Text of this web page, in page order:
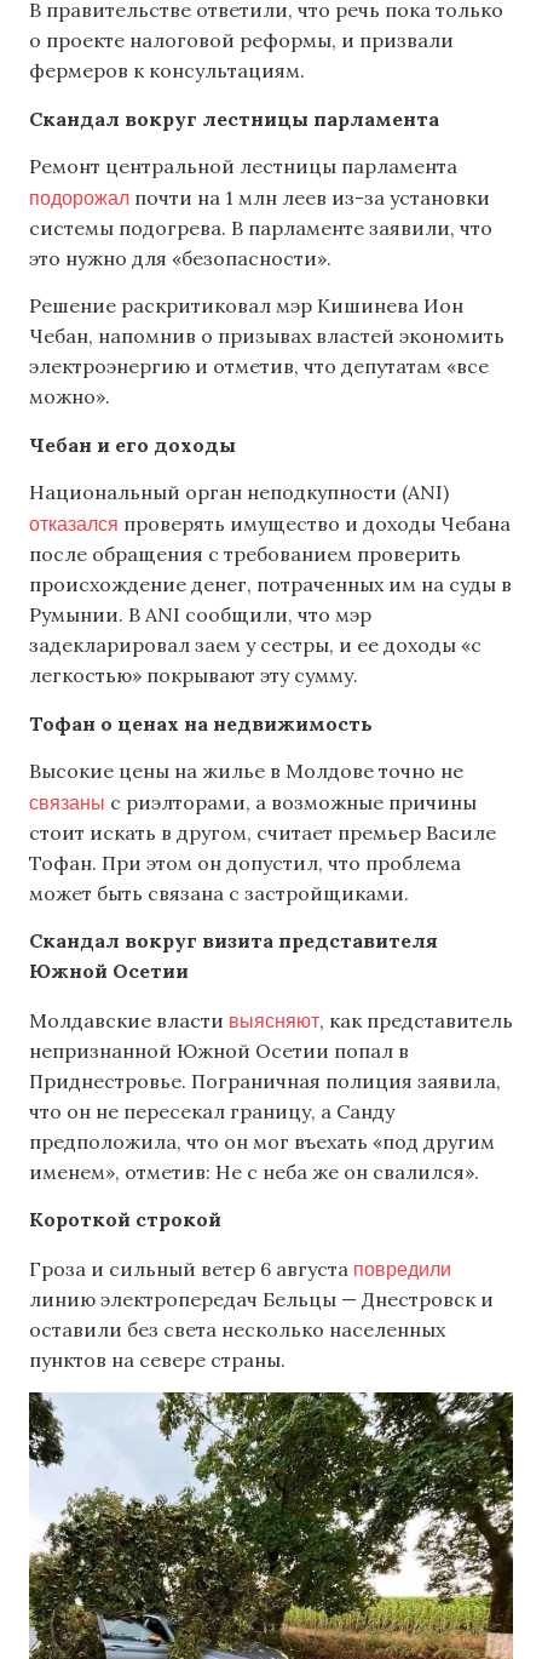
В правительстве ответили, что речь пока только
о проекте налоговой реформы, и призвали
фермеров к консультациям.
Скандал вокруг лестницы парламента
Ремонт центральной лестницы парламента
подорожал почти на 1 млн леев из-за установки
системы подогрева. В парламенте заявили, что
это нужно для «безопасности».
Решение раскритиковал мэр Кишинева Ион
Чебан, напомнив о призывах властей экономить
электроэнергию и отметив, что депутатам «все
можно».
Чебан и его доходы
Национальный орган неподкупности (ANI)
отказался проверять имущество и доходы Чебана
после обращения с требованием проверить
происхождение денег, потраченных им на суды в
Румынии. В ANI сообщили, что мэр
задекларировал заем у сестры, и ее доходы «с
легкостью» покрывают эту сумму.
Тофан о ценах на недвижимость
Высокие цены на жилье в Молдове точно не
связаны с риэлторами, а возможные причины
стоит искать в другом, считает премьер Василе
Тофан. При этом он допустил, что проблема
может быть связана с застройщиками.
Скандал вокруг визита представителя
Южной Осетии
Молдавские власти выясняют, как представитель
непризнанной Южной Осетии попал в
Приднестровье. Пограничная полиция заявила,
что он не пересекал границу, а Санду
предположила, что он мог въехать «под другим
именем», отметив: Не с неба же он свалился».
Короткой строкой
Гроза и сильный ветер 6 августа повредили
линию электропередач Бельцы — Днестровск и
оставили без света несколько населенных
пунктов на севере страны.